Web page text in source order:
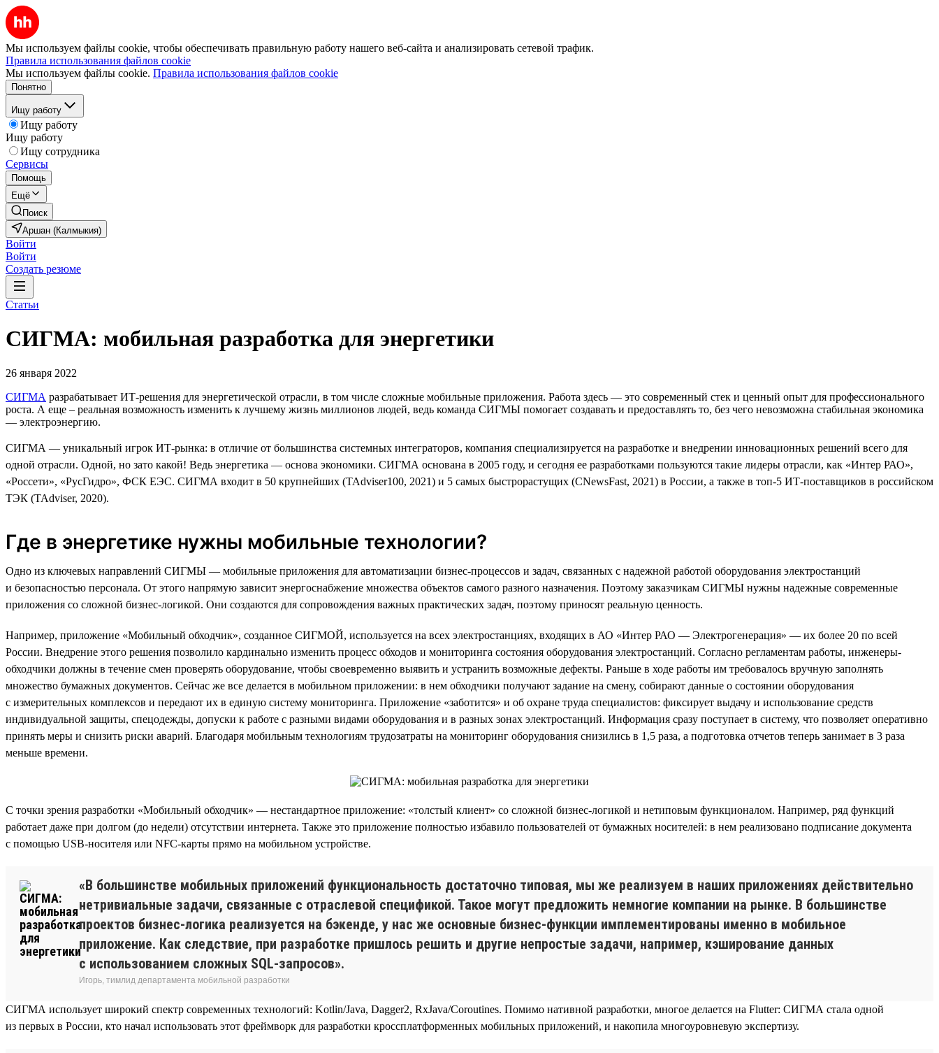
Мы используем файлы cookie, чтобы обеспечивать правильную работу нашего веб-сайта и анализировать сетевой трафик.
Правила использования файлов cookie
Мы используем файлы cookie. Правила использования файлов cookie
Понятно
Ищу работу
Ищу работу
Ищу работу
Ищу сотрудника
Сервисы
Помощь
Ещё
Поиск
Аршан (Калмыкия)
Войти
Войти
Создать резюме
Статьи
СИГМА: мобильная разработка для энергетики
26 января 2022
СИГМА разрабатывает ИТ-решения для энергетической отрасли, в том числе сложные мобильные приложения. Работа здесь — это современный стек и ценный опыт для профессионального
роста. А еще – реальная возможность изменить к лучшему жизнь миллионов людей, ведь команда СИГМЫ помогает создавать и предоставлять то, без чего невозможна стабильная экономика
— электроэнергию.
СИГМА — уникальный игрок ИТ-рынка: в отличие от большинства системных интеграторов, компания специализируется на разработке и внедрении инновационных решений всего для
одной отрасли. Одной, но зато какой! Ведь энергетика — основа экономики. СИГМА основана в 2005 году, и сегодня ее разработками пользуются такие лидеры отрасли, как «Интер РАО»,
«Россети», «РусГидро», ФСК ЕЭС. СИГМА входит в 50 крупнейших (TAdviser100, 2021) и 5 самых быстрорастущих (CNewsFast, 2021) в России, а также в топ-5 ИТ-поставщиков в российском
ТЭК (TAdviser, 2020).
Где в энергетике нужны мобильные технологии?
Одно из ключевых направлений СИГМЫ — мобильные приложения для автоматизации бизнес-процессов и задач, связанных с надежной работой оборудования электростанций
и безопасностью персонала. От этого напрямую зависит энергоснабжение множества объектов самого разного назначения. Поэтому заказчикам СИГМЫ нужны надежные современные
приложения со сложной бизнес-логикой. Они создаются для сопровождения важных практических задач, поэтому приносят реальную ценность.
Например, приложение «Мобильный обходчик», созданное СИГМОЙ, используется на всех электростанциях, входящих в АО «Интер РАО — Электрогенерация» — их более 20 по всей
России. Внедрение этого решения позволило кардинально изменить процесс обходов и мониторинга состояния оборудования электростанций. Согласно регламентам работы, инженеры-
обходчики должны в течение смен проверять оборудование, чтобы своевременно выявить и устранить возможные дефекты. Раньше в ходе работы им требовалось вручную заполнять
множество бумажных документов. Сейчас же все делается в мобильном приложении: в нем обходчики получают задание на смену, собирают данные о состоянии оборудования
с измерительных комплексов и передают их в единую систему мониторинга. Приложение «заботится» и об охране труда специалистов: фиксирует выдачу и использование средств
индивидуальной защиты, спецодежды, допуски к работе с разными видами оборудования и в разных зонах электростанций. Информация сразу поступает в систему, что позволяет оперативно
принять меры и снизить риски аварий. Благодаря мобильным технологиям трудозатраты на мониторинг оборудования снизились в 1,5 раза, а подготовка отчетов теперь занимает в 3 раза
меньше времени.
С точки зрения разработки «Мобильный обходчик» — нестандартное приложение: «толстый клиент» со сложной бизнес-логикой и нетиповым функционалом. Например, ряд функций
работает даже при долгом (до недели) отсутствии интернета. Также это приложение полностью избавило пользователей от бумажных носителей: в нем реализовано подписание документа
с помощью USB-носителя или NFC-карты прямо на мобильном устройстве.
«В большинстве мобильных приложений функциональность достаточно типовая, мы же реализуем в наших приложениях действительно
нетривиальные задачи, связанные с отраслевой спецификой. Такое могут предложить немногие компании на рынке. В большинстве
проектов бизнес-логика реализуется на бэкенде, у нас же основные бизнес-функции имплементированы именно в мобильное
приложение. Как следствие, при разработке пришлось решить и другие непростые задачи, например, кэширование данных
с использованием сложных SQL-запросов».
Игорь, тимлид департамента мобильной разработки
СИГМА использует широкий спектр современных технологий: Kotlin/Java, Dagger2, RxJava/Coroutines. Помимо нативной разработки, многое делается на Flutter: СИГМА стала одной
из первых в России, кто начал использовать этот фреймворк для разработки кроссплатформенных мобильных приложений, и накопила многоуровневую экспертизу.